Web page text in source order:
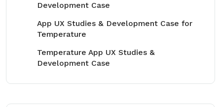
Development Case
App UX Studies & Development Case for
Temperature
Temperature App UX Studies &
Development Case